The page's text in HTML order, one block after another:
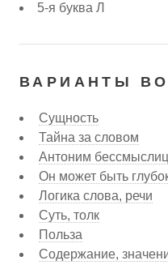
5-я буква Л
ВАРИАНТЫ
Сущность
Тайна за словом
Антоним
Он может быть
Логика слова, речи
Суть, толк
Польза
Содержание,